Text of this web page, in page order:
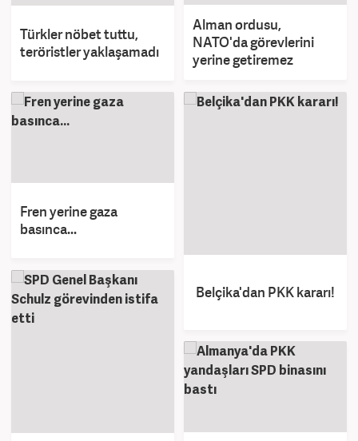
Türkler nöbet tuttu,
teröristler yaklaşamadı
Alman ordusu,
NATO'da görevlerini
yerine getiremez
Fren yerine gaza
basınca...
Belçika'dan PKK kararı!